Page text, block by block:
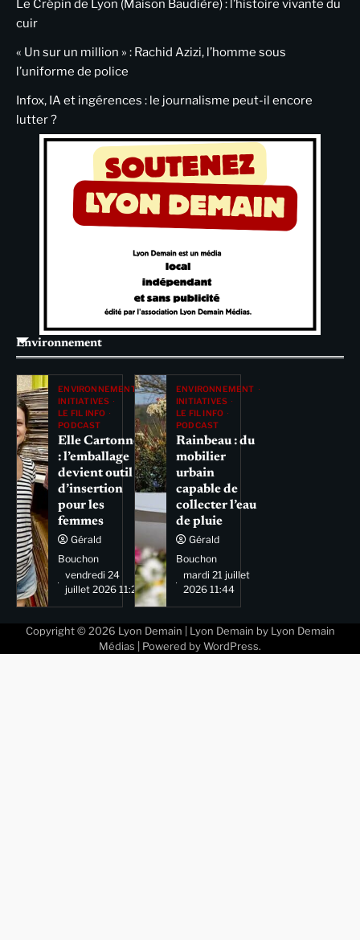
Le Crépin de Lyon (Maison Baudière) : l’histoire vivante du
cuir
« Un sur un million » : Rachid Azizi, l’homme sous
l’uniforme de police
Infox, IA et ingérences : le journalisme peut-il encore
lutter ?
Environnement
ENVIRONNEMENT
INITIATIVES
LE FIL INFO
PODCAST
Elle Cartonne
: l’emballage
devient outil
d’insertion
pour les
femmes
Gérald
Bouchon
vendredi 24
juillet 2026 11:29
ENVIRONNEMENT
INITIATIVES
LE FIL INFO
PODCAST
Rainbeau : du
mobilier
urbain
capable de
collecter l’eau
de pluie
Gérald
Bouchon
mardi 21 juillet
2026 11:44
Copyright © 2026 Lyon Demain | Lyon Demain by Lyon Demain
Médias | Powered by WordPress.